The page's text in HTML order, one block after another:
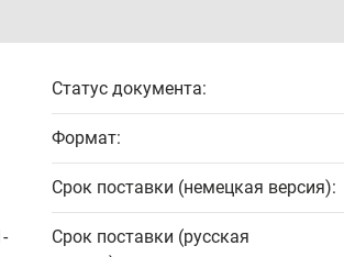
Статус документа:
Формат:
Срок поставки (немецкая версия):
Срок поставки (русская